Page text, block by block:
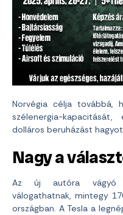
Norvégia célja továbbá,
szélenergia-
dolláros beruházást
Nagy a
Az új autóra vágyó
válogathatnak, mintegy
országban. A Tesla a